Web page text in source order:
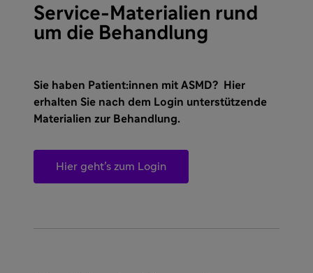
Service-Materialien rund
um die Behandlung
Sie haben Patient:innen mit ASMD? Hier
erhalten Sie nach dem Login unterstützende
Materialien zur Behandlung.
Hier geht’s zum Login